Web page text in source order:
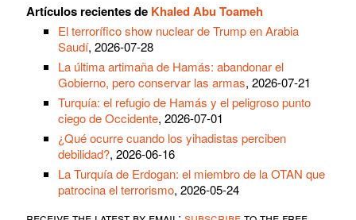
Artículos recientes de Khaled Abu Toameh
El terrorífico show nuclear de Trump en Arabia
Saudí, 2026-07-28
La última artimaña de Hamás: abandonar el
Gobierno, pero conservar las armas, 2026-07-21
Turquía: el refugio de Hamás y el peligroso punto
ciego de Occidente, 2026-07-01
¿Qué ocurre cuando los yihadistas perciben
debilidad?, 2026-06-16
La Turquía de Erdogan: el miembro de la OTAN que
patrocina el terrorismo, 2026-05-24